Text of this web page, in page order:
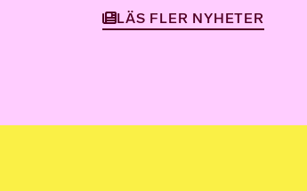
LÄS FLER NYHETER